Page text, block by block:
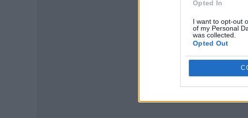
Opted In
I want to opt-out
of my Personal
was collected.
Opted Out
Publicidad